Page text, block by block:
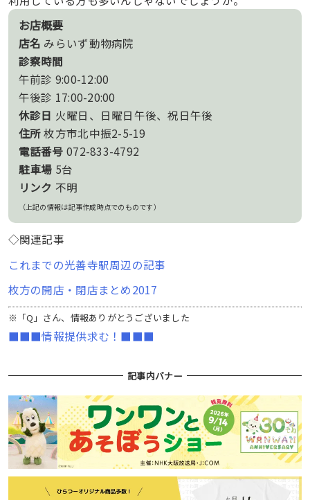
お店概要
店名 みらいず動物病院
診察時間
午前診 9:00-12:00
午後診 17:00-20:00
休診日 火曜日、日曜日午後、祝日午後
住所枚方市北中振2-5-19
電話番号 072-833-4792
駐車場 5台
リンク 不明
（上記の情報は記事作成時点でのものです）
◇関連記事
これまでの光善寺駅周辺の記事
枚方の開店・閉店まとめ2017
※「Q」さん、情報ありがとうございました
■■■情報提供求む！■■■
記事内バナー